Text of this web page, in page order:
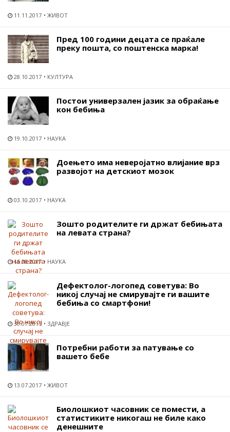
11.11.2017 ЖИВОТ
Пред 100 години децата се праќале
преку пошта, со поштенска марка!
28.10.2017 КУЛТУРА
Постои универзален јазик за обраќање
кон бебиња
19.10.2017 НАУКА
Доењето има неверојатно влијание врз
развојот на детскиот мозок
03.10.2017 НАУКА
Зошто родителите ги држат бебињата
на левата страна?
16.08.2017 НАУКА
Дефектолог-логопед советува: Во
никој случај не смирувајте ги вашите
бебиња со смартфони!
30.07.2017 ЗДРАВЈЕ
Потребни работи за патување со
вашето бебе
13.07.2017 ЖИВОТ
Биолошкиот часовник се помести, а
статистиките никогаш не биле како
денешните